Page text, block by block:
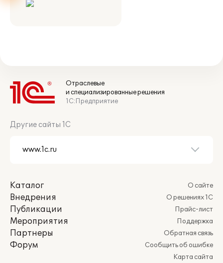
Отраслевые
и специализированные решения
1С:Предприятие
Другие сайты 1С
Каталог
Внедрения
Публикации
Мероприятия
Партнеры
Форум
О сайте
О решениях 1С
Прайс-лист
Поддержка
Обратная связь
Сообщить об ошибке
Карта сайта